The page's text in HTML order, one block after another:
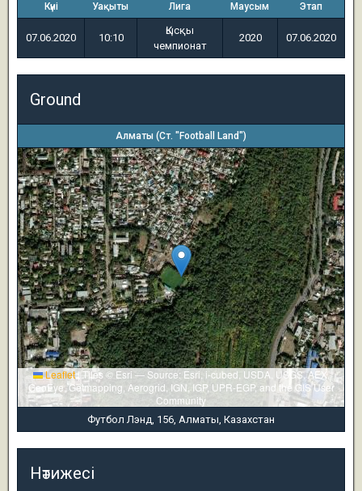
Күні Уақыты Лига Маусым Этап
07.06.2020 10:10
Қысқы
чемпионат
2020 07.06.2020
Ground
Алматы (Ст. "Football Land")
Leaflet|Tiles © Esri — Source: Esri, i-cubed, USDA, USGS, AEX,
GeoEye, Getmapping, Aerogrid, IGN, IGP, UPR-EGP, and the GIS User
Community
Футбол Лэнд, 156, Алматы, Казахстан
Нәтижесі